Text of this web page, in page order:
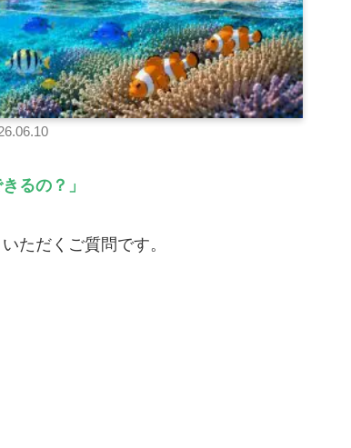
るの？」
ただくご質問です。